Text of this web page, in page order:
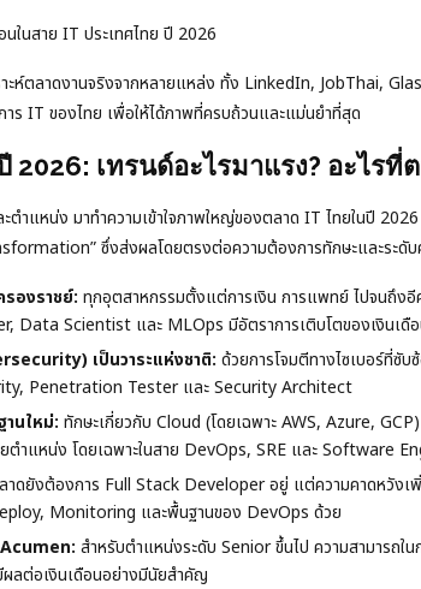
ในสาย IT ประเทศไทย ปี 2026
าะห์ตลาดงานจริงจากหลายแหล่ง ทั้ง LinkedIn, JobThai,
าร IT ของไทย เพื่อให้ได้ภาพที่ครบถ้วนและแม่นยำที่สุด
เทรนด์อะไรมาแรง? อะไรที่
ตำแหน่ง มาทำความเข้าใจภาพใหญ่ของตลาด IT ไทยในปี
ซึ่งส่งผลโดยตรงต่อความต้องการทักษะและระดั
องราชย์: ทุกอุตสาหกรรมตั้งแต่การเงิน การแพทย์ ไปจนถึงอี
Data Scientist และ MLOps มีอัตราการเติบโตของเงินเดื
เป็นวาระแห่งชาติ: ด้วยการโจมตีทางไซเบอร์ที่ซั
Penetration Tester และ Security Architect
นใหม่: ทักษะเกี่ยวกับ Cloud (โดยเฉพาะ AWS, Azure,
ตำแหน่ง โดยเฉพาะในสาย DevOps, SRE และ Software
าดยังต้องการ Full Stack Developer อยู่ แต่ความคาดหวัง
Monitoring และพื้นฐานของ DevOps ด้วย
สำหรับตำแหน่งระดับ Senior ขึ้นไป ความสามารถใน
ผลต่อเงินเดือนอย่างมีนัยสำคัญ